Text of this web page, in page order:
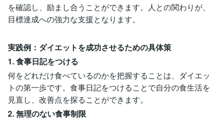
を確認し、励まし合うことができます。人との関わりが、
目標達成への強力な支援となります。
実践例：ダイエットを成功させるための具体策
1. 食事日記をつける
何をどれだけ食べているのかを把握することは、ダイエッ
トの第一歩です。食事日記をつけることで自分の食生活を
見直し、改善点を探ることができます。
2. 無理のない食事制限